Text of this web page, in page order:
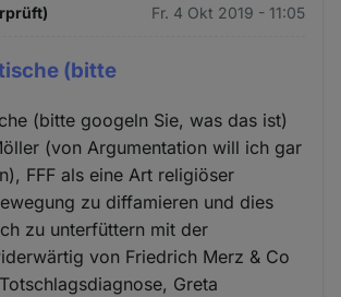
Fr. 4 Okt 2019 - 11:05
(bitte
(bitte googeln Sie, was das ist)
(von Argumentation will ich gar
FFF als eine Art religiöser
zu diffamieren und dies
zu unterfüttern mit der
von Friedrich Merz & Co
Greta